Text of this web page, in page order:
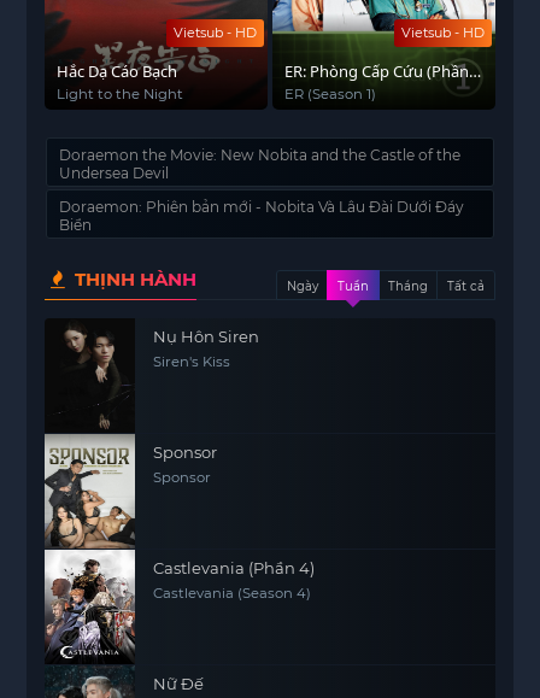
Vietsub - HD
Hắc Dạ Cáo Bạch
Light to the Night
Vietsub - HD
ER: Phòng Cấp Cứu (Phần
1)
ER (Season 1)
Doraemon the Movie: New Nobita and the Castle of the
Undersea Devil
Doraemon: Phiên bản mới - Nobita Và Lâu Đài Dưới Đáy
Biển
THỊNH HÀNH Ngày Tuần Tháng Tất cả
Nụ Hôn Siren
Siren's Kiss
Sponsor
Sponsor
Castlevania (Phần 4)
Castlevania (Season 4)
Nữ Đế